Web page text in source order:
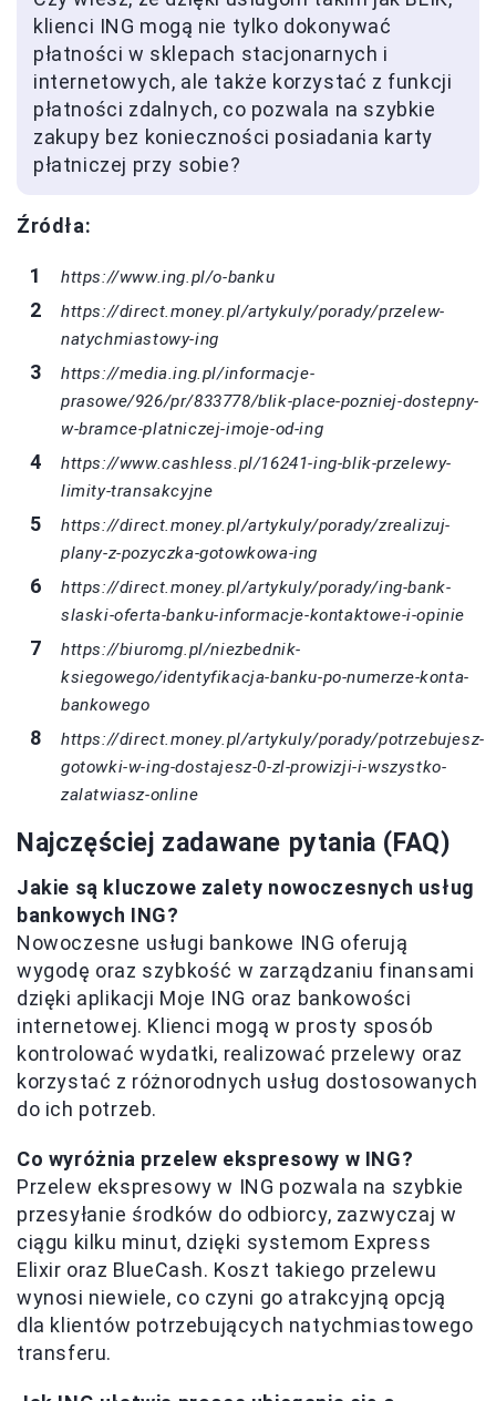
klienci ING mogą nie tylko dokonywać
płatności w sklepach stacjonarnych i
internetowych, ale także korzystać z funkcji
płatności zdalnych, co pozwala na szybkie
zakupy bez konieczności posiadania karty
płatniczej przy sobie?
Źródła:
https://www.ing.pl/o-banku
https://direct.money.pl/artykuly/porady/przelew-
natychmiastowy-ing
https://media.ing.pl/informacje-
prasowe/926/pr/833778/blik-place-pozniej-dostepny-
w-bramce-platniczej-imoje-od-ing
https://www.cashless.pl/16241-ing-blik-przelewy-
limity-transakcyjne
https://direct.money.pl/artykuly/porady/zrealizuj-
plany-z-pozyczka-gotowkowa-ing
https://direct.money.pl/artykuly/porady/ing-bank-
slaski-oferta-banku-informacje-kontaktowe-i-opinie
https://biuromg.pl/niezbednik-
ksiegowego/identyfikacja-banku-po-numerze-konta-
bankowego
https://direct.money.pl/artykuly/porady/potrzebujesz-
gotowki-w-ing-dostajesz-0-zl-prowizji-i-wszystko-
zalatwiasz-online
Najczęściej zadawane pytania (FAQ)
Jakie są kluczowe zalety nowoczesnych usług
bankowych ING?
Nowoczesne usługi bankowe ING oferują
wygodę oraz szybkość w zarządzaniu finansami
dzięki aplikacji Moje ING oraz bankowości
internetowej. Klienci mogą w prosty sposób
kontrolować wydatki, realizować przelewy oraz
korzystać z różnorodnych usług dostosowanych
do ich potrzeb.
Co wyróżnia przelew ekspresowy w ING?
Przelew ekspresowy w ING pozwala na szybkie
przesyłanie środków do odbiorcy, zazwyczaj w
ciągu kilku minut, dzięki systemom Express
Elixir oraz BlueCash. Koszt takiego przelewu
wynosi niewiele, co czyni go atrakcyjną opcją
dla klientów potrzebujących natychmiastowego
transferu.